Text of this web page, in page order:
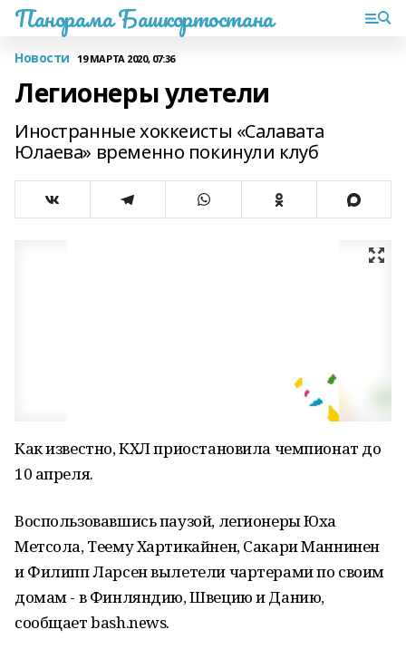
Панорама Башкортостана
Новости 19 МАРТА 2020, 07:36
Легионеры улетели
Иностранные хоккеисты «Салавата
Юлаева» временно покинули клуб
Как известно, КХЛ приостановила чемпионат до
10 апреля.
Воспользовавшись паузой, легионеры Юха
Метсола, Теему Хартикайнен, Сакари Маннинен
и Филипп Ларсен вылетели чартерами по своим
домам - в Финляндию, Швецию и Данию,
сообщает bash.news.